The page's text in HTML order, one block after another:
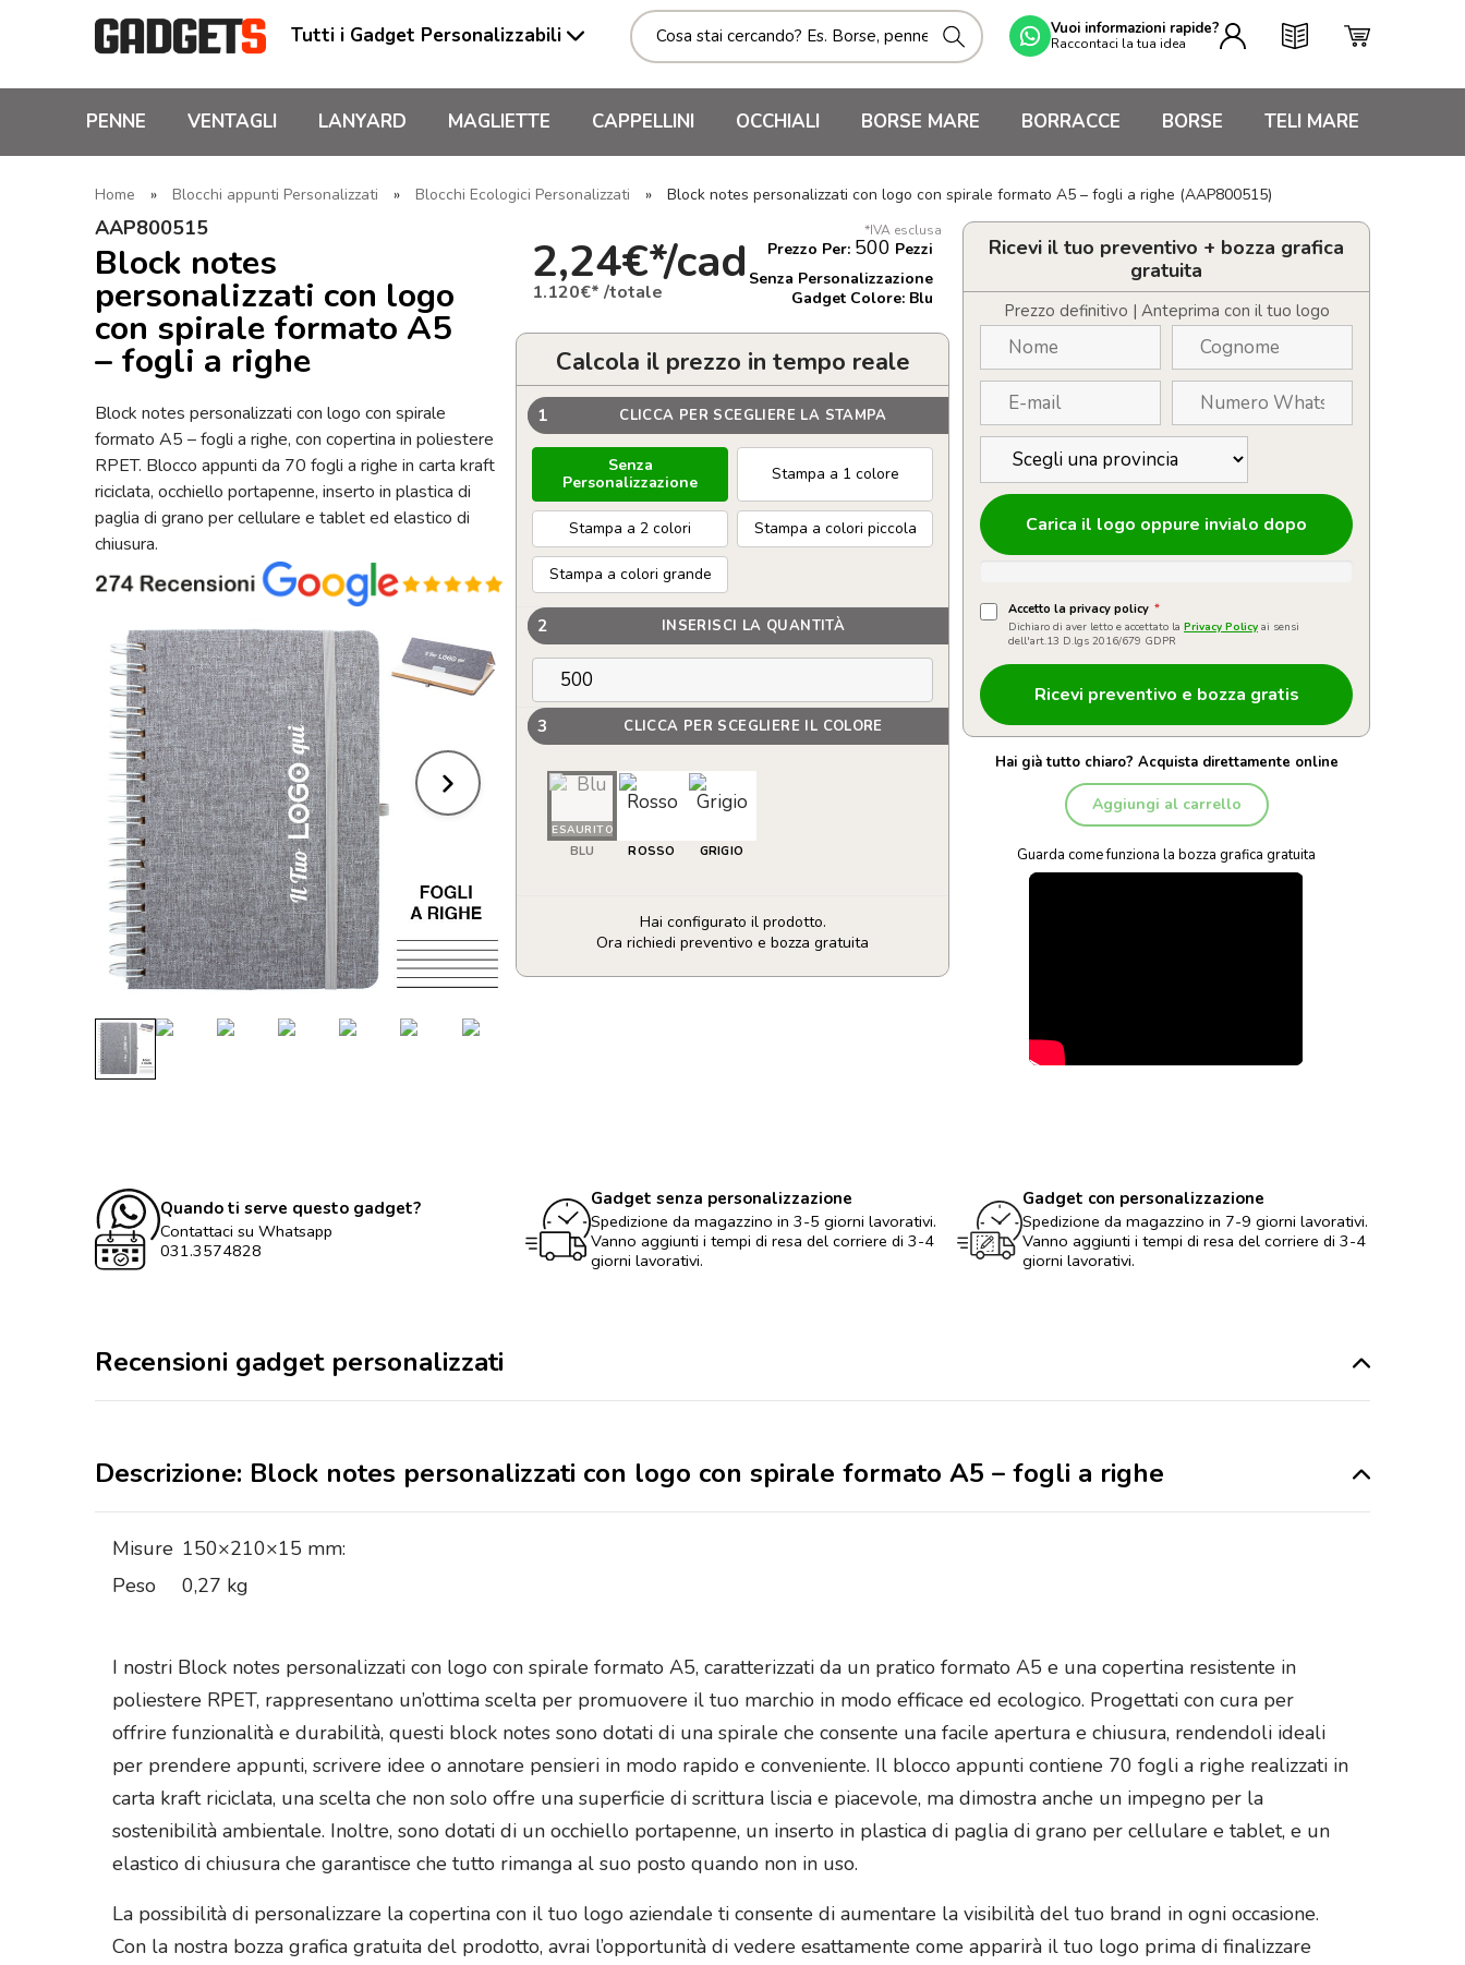
Tutti i Gadget Personalizzabili Vuoi informazioni rapide?
Raccontaci la tua idea
PENNE VENTAGLI LANYARD MAGLIETTE CAPPELLINI OCCHIALI BORSE MARE BORRACCE BORSE TELI MARE
Home » Blocchi appunti Personalizzati » Blocchi Ecologici Personalizzati » Block notes personalizzati con logo con spirale formato A5 – fogli a righe (AAP800515)
AAP800515
Block notes
personalizzati con logo
con spirale formato A5
– fogli a righe
Block notes personalizzati con logo con spirale
formato A5 – fogli a righe, con copertina in poliestere
RPET. Blocco appunti da 70 fogli a righe in carta kraft
riciclata, occhiello portapenne, inserto in plastica di
paglia di grano per cellulare e tablet ed elastico di
chiusura.
*IVA esclusa
2,24€*/cad
1.120€* /totale
Prezzo Per: 500 Pezzi
Senza Personalizzazione
Gadget Colore: Blu
Calcola il prezzo in tempo reale
1 CLICCA PER SCEGLIERE LA STAMPA
Senza
Personalizzazione
Stampa a 1 colore
Stampa a 2 colori Stampa a colori piccola
Stampa a colori grande
2 INSERISCI LA QUANTITÀ
3 CLICCA PER SCEGLIERE IL COLORE
ESAURITO
BLU ROSSO GRIGIO
Hai configurato il prodotto.
Ora richiedi preventivo e bozza gratuita
Block
righe
quantità
Ricevi il tuo preventivo + bozza grafica
gratuita
Prezzo definitivo | Anteprima con il tuo logo
Carica il logo oppure invialo dopo
Accetto la privacy policy *
Dichiaro di aver letto e accettato la Privacy Policy ai sensi
dell'art.13 D.lgs 2016/679 GDPR
Hai già tutto chiaro? Acquista direttamente online
Aggiungi al carrello
Guarda come funziona la bozza grafica gratuita
Quando ti serve questo gadget?
Contattaci su Whatsapp
031.3574828
Gadget senza personalizzazione
Spedizione da magazzino in 3-5 giorni lavorativi.
Vanno aggiunti i tempi di resa del corriere di 3-4
giorni lavorativi.
Gadget con personalizzazione
Spedizione da magazzino in 7-9 giorni lavorativi.
Vanno aggiunti i tempi di resa del corriere di 3-4
giorni lavorativi.
Recensioni gadget personalizzati
Descrizione: Block notes personalizzati con logo con spirale formato A5 – fogli a righe
Misure 150×210×15 mm:
Peso
0,27 kg
I nostri Block notes personalizzati con logo con spirale formato A5, caratterizzati da un pratico formato A5 e una copertina resistente in
poliestere RPET, rappresentano un’ottima scelta per promuovere il tuo marchio in modo efficace ed ecologico. Progettati con cura per
offrire funzionalità e durabilità, questi block notes sono dotati di una spirale che consente una facile apertura e chiusura, rendendoli ideali
per prendere appunti, scrivere idee o annotare pensieri in modo rapido e conveniente. Il blocco appunti contiene 70 fogli a righe realizzati in
carta kraft riciclata, una scelta che non solo offre una superficie di scrittura liscia e piacevole, ma dimostra anche un impegno per la
sostenibilità ambientale. Inoltre, sono dotati di un occhiello portapenne, un inserto in plastica di paglia di grano per cellulare e tablet, e un
elastico di chiusura che garantisce che tutto rimanga al suo posto quando non in uso.
La possibilità di personalizzare la copertina con il tuo logo aziendale ti consente di aumentare la visibilità del tuo brand in ogni occasione.
Con la nostra bozza grafica gratuita del prodotto, avrai l’opportunità di vedere esattamente come apparirà il tuo logo prima di finalizzare